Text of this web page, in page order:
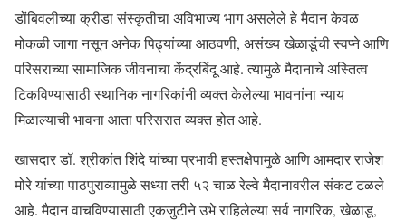
डोंबिवलीच्या क्रीडा संस्कृतीचा अविभाज्य भाग असलेले हे मैदान केवळ
मोकळी जागा नसून अनेक पिढ्यांच्या आठवणी, असंख्य खेळाडूंची स्वप्ने आणि
परिसराच्या सामाजिक जीवनाचा केंद्रबिंदू आहे. त्यामुळे मैदानाचे अस्तित्व
टिकविण्यासाठी स्थानिक नागरिकांनी व्यक्त केलेल्या भावनांना न्याय
मिळाल्याची भावना आता परिसरात व्यक्त होत आहे.
खासदार डॉ. श्रीकांत शिंदे यांच्या प्रभावी हस्तक्षेपामुळे आणि आमदार राजेश
मोरे यांच्या पाठपुराव्यामुळे सध्या तरी ५२ चाळ रेल्वे मैदानावरील संकट टळले
आहे. मैदान वाचविण्यासाठी एकजुटीने उभे राहिलेल्या सर्व नागरिक, खेळाडू,